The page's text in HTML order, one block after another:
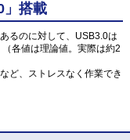
」搭載
るのに対して、USB3.0は
各値は理論値。実際は約2
ど、ストレスなく作業でき